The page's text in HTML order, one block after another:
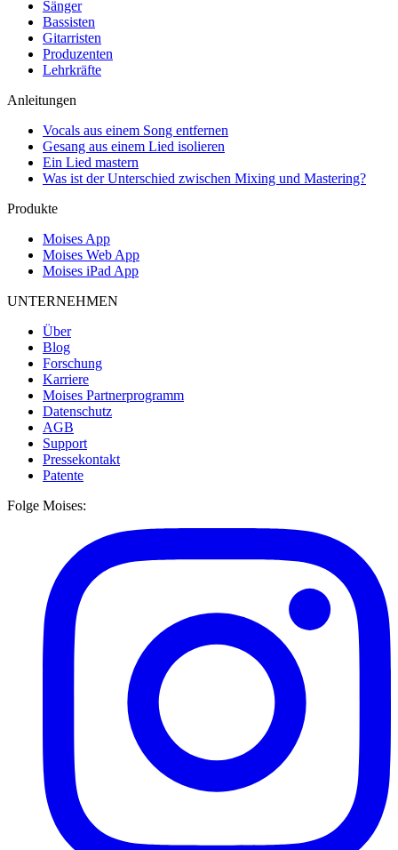
Sänger
Bassisten
Gitarristen
Produzenten
Lehrkräfte
Anleitungen
Vocals aus einem Song entfernen
Gesang aus einem Lied isolieren
Ein Lied mastern
Was ist der Unterschied zwischen Mixing und Mastering?
Produkte
Moises App
Moises Web App
Moises iPad App
UNTERNEHMEN
Über
Blog
Forschung
Karriere
Moises Partnerprogramm
Datenschutz
AGB
Support
Pressekontakt
Patente
Folge Moises: